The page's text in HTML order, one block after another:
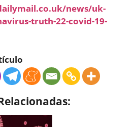
news/uk-
truth-22-covid-19-